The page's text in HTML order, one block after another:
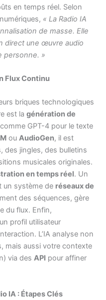
en temps réel. Selon
« La Radio IA
de masse. Elle
direct une œuvre audio
personne. »
Flux Continu
briques technologiques
est la génération de
GPT-4 pour le texte
ou AudioGen, il est
des jingles, des bulletins
musicales originales.
en temps réel. Un
un système de réseaux de
des séquences, gère
du flux. Enfin,
profil utilisateur
L’IA analyse non
mais aussi votre contexte
via des API pour affiner
IA : Étapes Clés